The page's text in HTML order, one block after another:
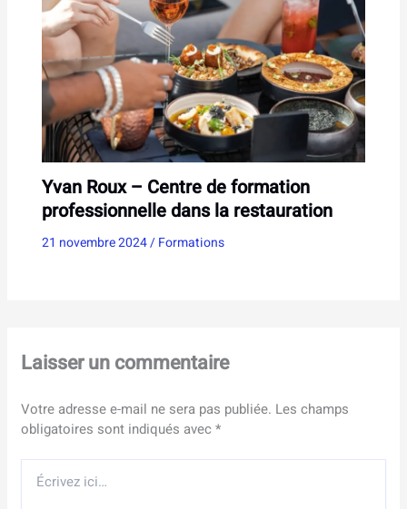
Yvan Roux – Centre de formation
professionnelle dans la restauration
21 novembre 2024/Formations
Laisser un commentaire
Votre adresse e-mail ne sera pas publiée. Les champs
obligatoires sont indiqués avec*
ici…